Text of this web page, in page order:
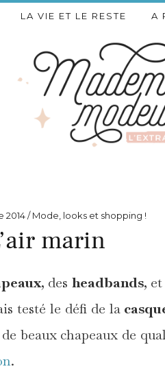
LA VIE ET LE RESTE A
2014 Mode, looks et shopping !
marin
, des headbands,
testé le défi de la
beaux chapeaux de
.